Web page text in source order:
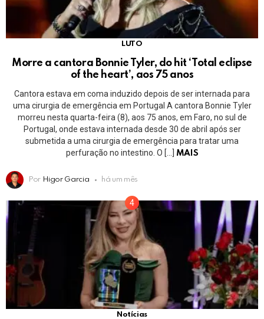
LUTO
Morre a cantora Bonnie Tyler, do hit ‘Total eclipse
of the heart’, aos 75 anos
Cantora estava em coma induzido depois de ser internada para
uma cirurgia de emergência em Portugal A cantora Bonnie Tyler
morreu nesta quarta-feira (8), aos 75 anos, em Faro, no sul de
Portugal, onde estava internada desde 30 de abril após ser
submetida a uma cirurgia de emergência para tratar uma
perfuração no intestino. O […]
MAIS
Por Higor Garcia há um mês
Notícias